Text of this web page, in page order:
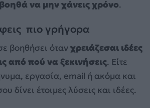
να μην χάνεις χρόνο.
πιο γρήγορα
βοηθήσει ότανχρειάζεσαι ιδέες
από πού να ξεκινήσεις. Είτε
εργασία, email ή ακόμα και
δίνει έτοιμες λύσεις και ιδέες.